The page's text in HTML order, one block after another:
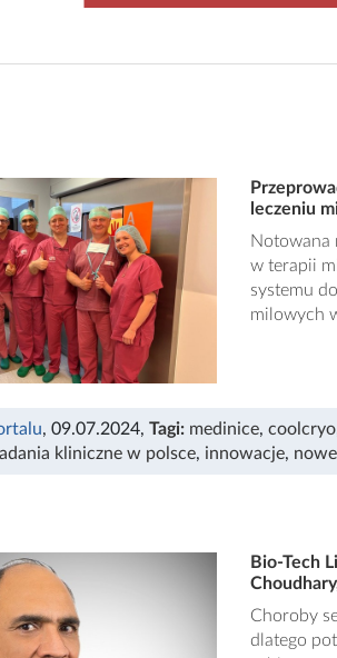
leczeniu
Notowana
w terapii
systemu
milowych
, 09.07.2024, Tagi: medinice, coolcryo
kliniczne w polsce, innowacje,
Bio-Tech
Choroby
dlatego